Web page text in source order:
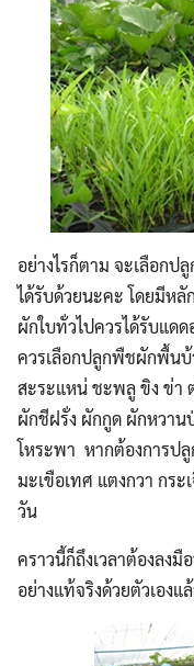
อย่างไรก็ตาม จะเลือกป
ได้รับด้วยนะคะ โดยมีห
ผักใบทั่วไปควรได้รับแด
ควรเลือกปลูกพืชผักพื้นบ้
สะระแหน่ ชะพลู ขิง ข่า
ผักชีฝรั่ง ผักกูด ผักหวาน
โหระพา หากต้องการปลู
มะเขือเทศ แตงกวา กร
วัน
คราวนี้ก็ถึงเวลาต้องลงมื
อย่างแท้จริงด้วยตัวเองแ